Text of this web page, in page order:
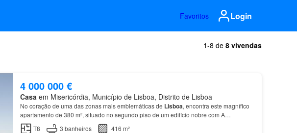
Favoritos Login
1-8 de 8 vivendas
4 000 000 €
Casaem Misericórdia, Município de Lisboa, Distrito de Lisboa
No coração de uma das zonas mais emblemáticas de Lisboa, encontra este magnífico
apartamento de 380 m², situado no segundo piso de um edifício nobre com A
propriedade conta ainda com uma rara
T8 3 banheiros
416 m²